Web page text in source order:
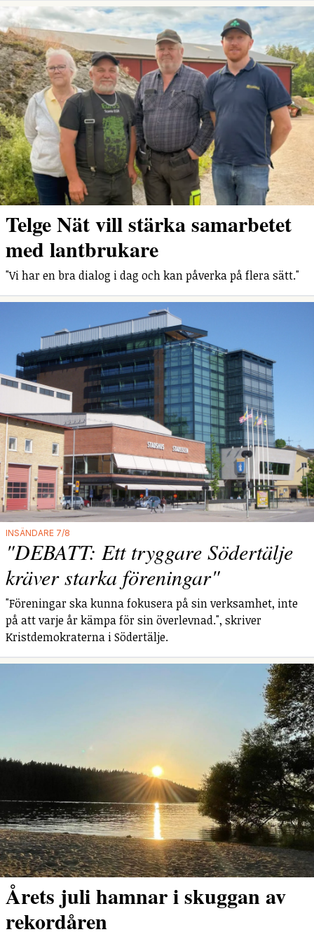
Telge Nät vill stärka samarbetet
med lantbrukare
"Vi har en bra dialog i dag och kan påverka på flera sätt."
INSÄNDARE 7/8
"DEBATT: Ett tryggare Södertälje
kräver starka föreningar"
"Föreningar ska kunna fokusera på sin verksamhet, inte
på att varje år kämpa för sin överlevnad.", skriver
Kristdemokraterna i Södertälje.
Årets juli hamnar i skuggan av
rekordåren